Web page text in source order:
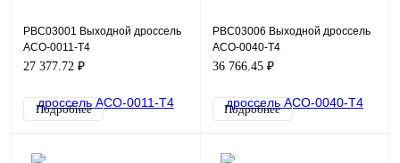
PBC03001 Выходной дроссель
ACO-0011-T4
27 377.72 ₽
Подробнее
PBC03006 Выходной дроссель
ACO-0040-T4
36 766.45 ₽
Подробнее